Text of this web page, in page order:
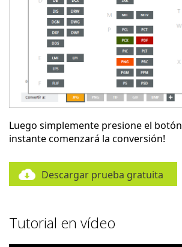
Luego simplemente presione el botón
instante comenzará la conversión!
Descargar prueba gratuita
Tutorial en vídeo